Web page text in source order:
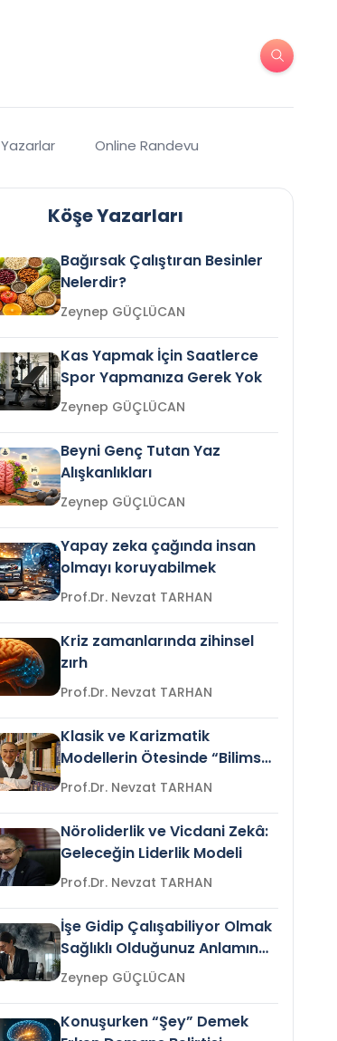
Yazarlar Online Randevu
Köşe Yazarları
Bağırsak Çalıştıran Besinler
Nelerdir?
Zeynep GÜÇLÜCAN
Kas Yapmak İçin Saatlerce
Spor Yapmanıza Gerek Yok
Zeynep GÜÇLÜCAN
Beyni Genç Tutan Yaz
Alışkanlıkları
Zeynep GÜÇLÜCAN
Yapay zeka çağında insan
olmayı koruyabilmek
Prof.Dr. Nevzat TARHAN
Kriz zamanlarında zihinsel
zırh
Prof.Dr. Nevzat TARHAN
Klasik ve Karizmatik
Modellerin Ötesinde “Bilimsel
Liderlik”
Prof.Dr. Nevzat TARHAN
Nöroliderlik ve Vicdani Zekâ:
Geleceğin Liderlik Modeli
Prof.Dr. Nevzat TARHAN
İşe Gidip Çalışabiliyor Olmak
Sağlıklı Olduğunuz Anlamına
Gelir mi?Zeynep GÜÇLÜCAN
Konuşurken “Şey” Demek